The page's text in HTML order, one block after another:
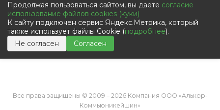
Обработка персональных данных с помощью сервиса
«Яндекс.Метрика»
Политика в отношении обработки персональных данных
Пользовательское соглашение
Согласие на обработку персональных данных
Все права защищены © 2009 – 2026 Компания ООО «Алькор-
Коммьюникейшин»
Продолжая пользоваться сайтом, вы даете согласие
использование файлов cookies (куки)
К сайту подключен сервис Яндекс.Метрика, который
также использует файлы Cookie (подробнее).
Не согласен
Согласен